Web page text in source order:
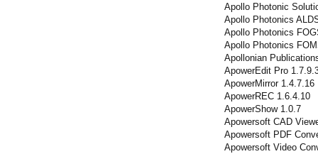
Apollo Photonic
Apollo Photonics
Apollo Photonics
Apollo Photonics
Apollonian
ApowerEdit Pro
ApowerMirror 1.4.7.16
ApowerREC 1.6.4.10
ApowerShow 1.0.7
Apowersoft CAD
Apowersoft PDF
Apowersoft Video